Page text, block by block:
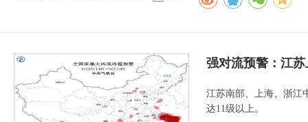
强对流预警：江
江苏南部、上海、浙江
达11级以上。